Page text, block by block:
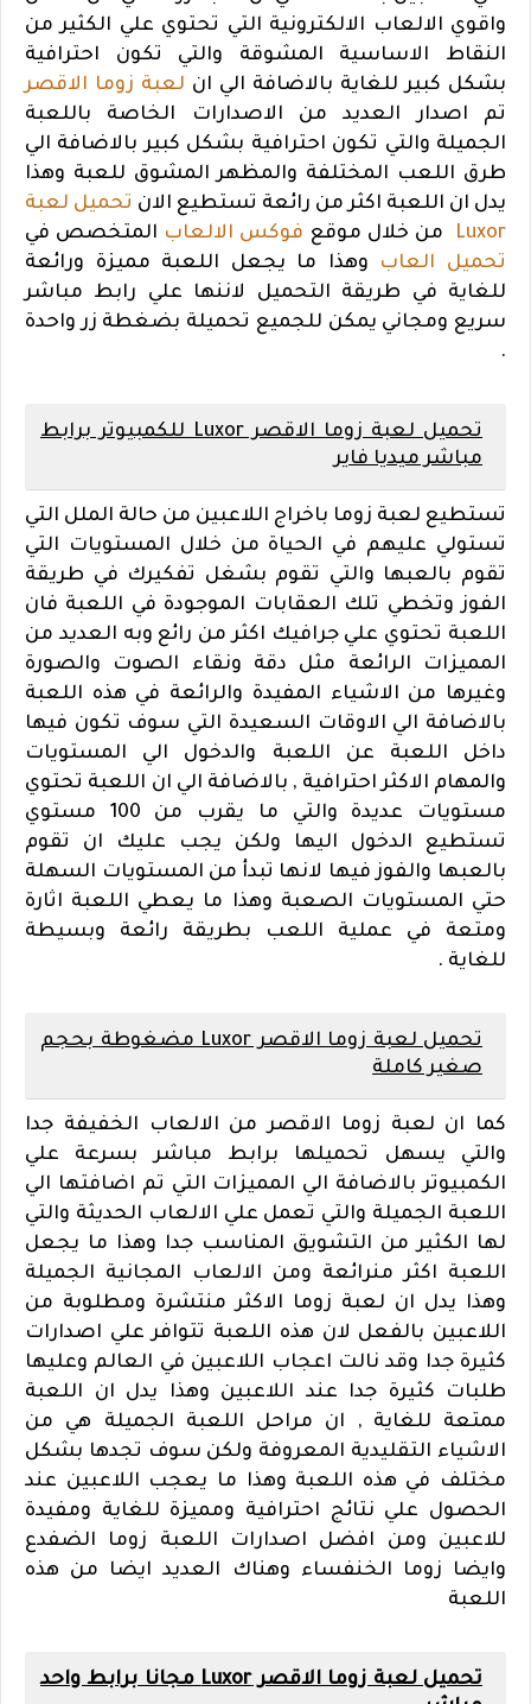
واقوي الالعاب الالكترونية التي تحتوي علي الكثير من
النقاط الاساسية المشوقة والتي تكون احترافية
بشكل كبير للغاية بالاضافة الي ان لعبة زوما الاقصر
تم اصدار العديد من الاصدارات الخاصة باللعبة
الجميلة والتي تكون احترافية بشكل كبير بالاضافة الي
طرق اللعب المختلفة والمظهر المشوق للعبة وهذا
يدل ان اللعبة اكثر من رائعة تستطيع الان تحميل لعبة
Luxor
من خلال موقع فوكس الالعاب المتخصص في
تحميل العاب وهذا ما يجعل اللعبة مميزة ورائعة
للغاية في طريقة التحميل لاننها علي رابط مباشر
سريع ومجاني يمكن للجميع تحميلة بضغطة زر واحدة
.
تحميل لعبة زوما الاقصر Luxor للكمبيوتر برابط
مباشر ميديا فاير
تستطيع لعبة زوما باخراج اللاعبين من حالة الملل التي
تستولي عليهم في الحياة من خلال المستويات التي
تقوم بالعبها والتي تقوم بشغل تفكيرك في طريقة
الفوز وتخطي تلك العقابات الموجودة في اللعبة فان
اللعبة تحتوي علي جرافيك اكثر من رائع وبه العديد من
المميزات الرائعة مثل دقة ونقاء الصوت والصورة
وغيرها من الاشياء المفيدة والرائعة في هذه اللعبة
بالاضافة الي الاوقات السعيدة التي سوف تكون فيها
داخل اللعبة عن اللعبة والدخول الي المستويات
والمهام الاكثر احترافية , بالاضافة الي ان اللعبة تحتوي
مستويات عديدة والتي ما يقرب من 100 مستوي
تستطيع الدخول اليها ولكن يجب عليك ان تقوم
بالعبها والفوز فيها لانها تبدأ من المستويات السهلة
حتي المستويات الصعبة وهذا ما يعطي اللعبة اثارة
ومتعة في عملية اللعب بطريقة رائعة وبسيطة
للغاية .
تحميل لعبة زوما الاقصر Luxor مضغوطة بحجم
صغير كاملة
كما ان لعبة زوما الاقصر من الالعاب الخفيفة جدا
والتي يسهل تحميلها برابط مباشر بسرعة علي
الكمبيوتر بالاضافة الي المميزات التي تم اضافتها الي
اللعبة الجميلة والتي تعمل علي الالعاب الحديثة والتي
لها الكثير من التشويق المناسب جدا وهذا ما يجعل
اللعبة اكثر منرائعة ومن الالعاب المجانية الجميلة
وهذا يدل ان لعبة زوما الاكثر منتشرة ومطلوبة من
اللاعبين بالفعل لان هذه اللعبة تتوافر علي اصدارات
كثيرة جدا وقد نالت اعجاب اللاعبين في العالم وعليها
طلبات كثيرة جدا عند اللاعبين وهذا يدل ان اللعبة
ممتعة للغاية , ان مراحل اللعبة الجميلة هي من
الاشياء التقليدية المعروفة ولكن سوف تجدها بشكل
مختلف في هذه اللعبة وهذا ما يعجب اللاعبين عند
الحصول علي نتائج احترافية ومميزة للغاية ومفيدة
للاعبين ومن افضل اصدارات اللعبة زوما الضفدع
وايضا زوما الخنفساء وهناك العديد ايضا من هذه
اللعبة
تحميل لعبة زوما الاقصر Luxor مجانا برابط واحد